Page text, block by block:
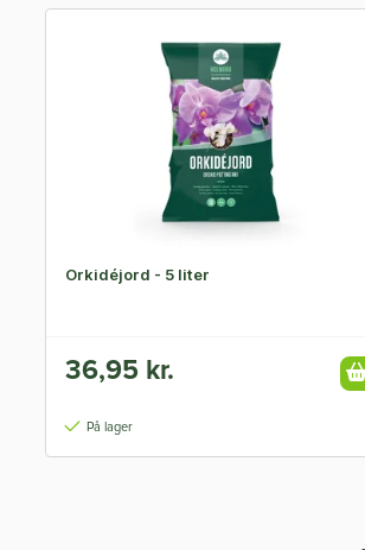
Orkidéjord - 5 liter
36,95 kr.
På lager